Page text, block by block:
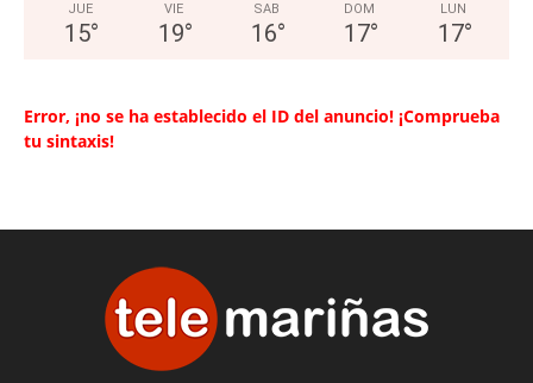
JUE
15°
VIE
19°
SAB
16°
DOM
17°
LUN
17°
Error, ¡no se ha establecido el ID del anuncio! ¡Comprueba
tu sintaxis!